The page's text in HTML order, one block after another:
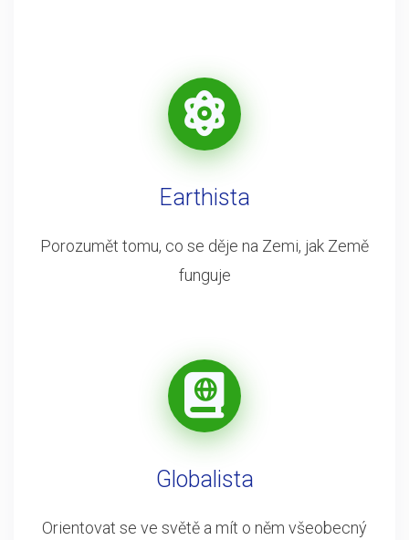
Earthista
Porozumět tomu, co se děje na Zemi, jak Země
funguje
Globalista
Orientovat se ve světě a mít o něm všeobecný